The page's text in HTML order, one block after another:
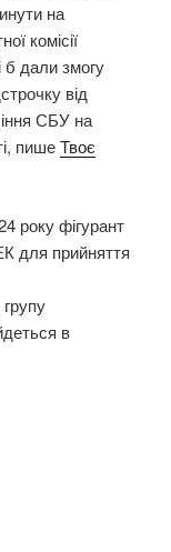
на
комісії
б дали змогу
від
СБУ на
пишеТвоє
року фігурант
для прийняття
в